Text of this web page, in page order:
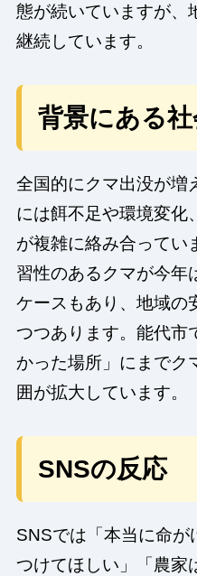
態が続いていますが、
継続しています。
背景にある
全国的にクマ出没が増
には餌不足や環境変化
が複雑に絡み合ってい
習性のあるクマが今年
ケースもあり、地域の
つつあります。能代市
かった場所」にまでク
囲が拡大しています。
SNSの反応
SNSでは「本当に命が
つけてほしい」「農家